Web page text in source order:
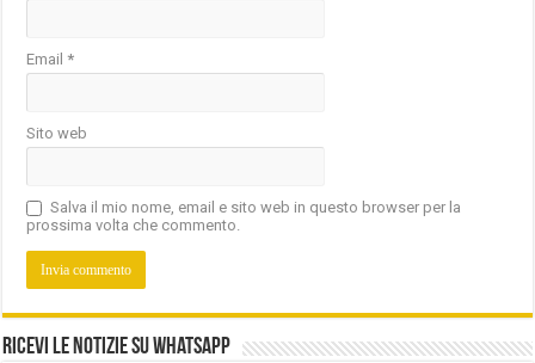
Email*
Sito web
Salva il mio nome, email e sito web in questo browser per la
prossima volta che commento.
Ricevi le notizie su Whatsapp